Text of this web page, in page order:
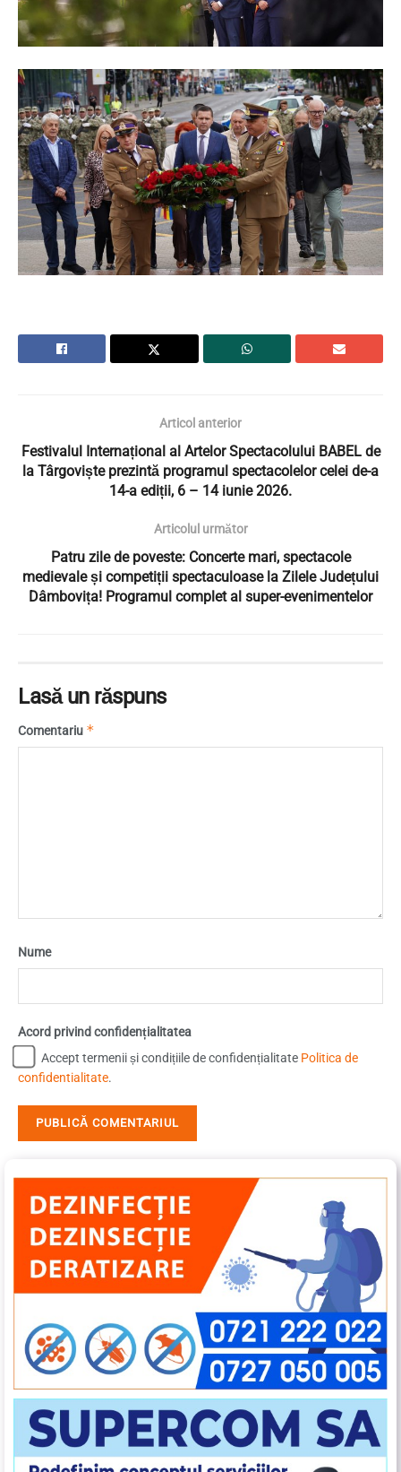
Articol anterior
Festivalul Internațional al Artelor Spectacolului BABEL de
la Târgoviște prezintă programul spectacolelor celei de-a
14-a ediții, 6 – 14 iunie 2026.
Articolul următor
Patru zile de poveste: Concerte mari, spectacole
medievale și competiții spectaculoase la Zilele Județului
Dâmbovița! Programul complet al super-evenimentelor
Lasă un răspuns
Comentariu *
Nume
Acord privind confidențialitatea
Accept termenii și condițiile de confidențialitate Politica de
confidentialitate.